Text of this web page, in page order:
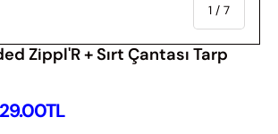
1 / Of
7
Zippl'R + Sırt Çantası Tarp
Fiyatı